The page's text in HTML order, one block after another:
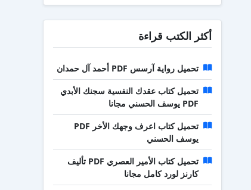
أكثر الكتب قراءة
تحميل رواية آرسس PDF أحمد آل حمدان
تحميل كتاب عقدك النفسية سجنك الأبدي
PDF يوسف الحسني مجانا
تحميل كتاب اعرف وجهك الأخر PDF
يوسف الحسني
تحميل كتاب الأمير العصري PDF تأليف
كارنز لورد كامل مجانا